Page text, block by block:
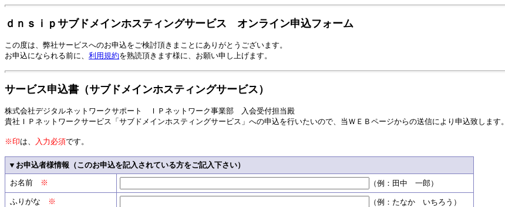
ｄｎｓｉｐサブドメインホスティングサービス オンライン申込フォーム
この度は、弊社サービスへのお申込をご検討頂きまことにありがとうございます。
お申込になられる前に、 利用規約を熟読頂きます様に、お願い申し上げます。
サービス申込書（サブドメインホスティングサービス）
株式会社デジタルネットワークサポート ＩＰネットワーク事業部 入会受付担当殿
貴社ＩＰネットワークサービス「サブドメインホスティングサービス」への申込を行いたいので、当ＷＥＢページからの送信により申込致します。
※印は、 入力必須です。
▼お申込者様情報（このお申込を記入されている方をご記入下さい）
お名前
※ （例：田中 一郎）
ふりがな ※ （例：たなか いちろう）